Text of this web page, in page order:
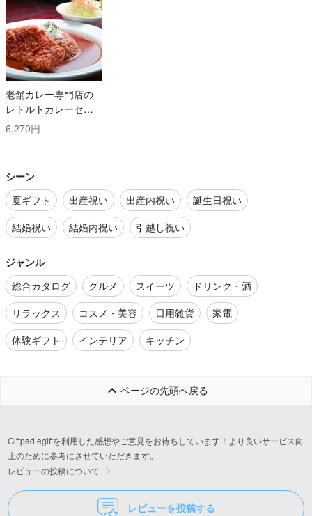
老舗カレー専門店の
レトルトカレーセッ
ト
6,270円
シーン
夏ギフト
出産祝い 出産内祝い
誕生日祝い
結婚祝い
結婚内祝い 引越し祝い
ジャンル
総合カタログ
グルメ スイーツ
ドリンク・酒
リラックス
コスメ・美容 日用雑貨
家電
体験ギフト
インテリア キッチン
ページの先頭へ戻る
Giftpad egiftを利用した感想やご意見をお待ちしています！より良いサービス向
上のために参考にさせていただきます。
レビューの投稿について
レビューを投稿する